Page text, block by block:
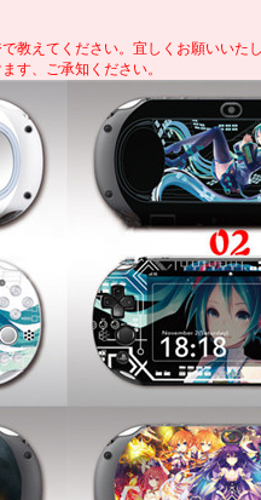
教えてください。宜しくお願いいた
す、ご承知ください。